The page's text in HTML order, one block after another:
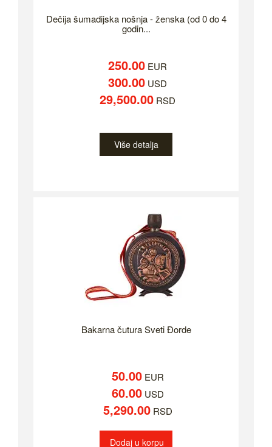
Dečija šumadijska nošnja - ženska (od 0 do 4
godin...
250.00 EUR
300.00 USD
29,500.00 RSD
Više detalja
Bakarna čutura Sveti Đorde
50.00EUR
60.00USD
5,290.00RSD
Dodaj u korpu